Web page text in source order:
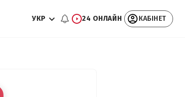
УКР 24 ОНЛАЙН КАБІНЕТ